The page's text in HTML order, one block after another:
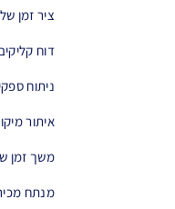
ציר זמן
דוח
ניתוח
איתור
משך זמן
מנתח